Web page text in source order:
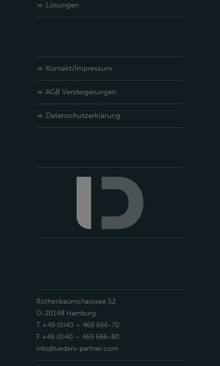
Lösungen
Kontakt/Impressum
AGB Versteigerungen
Datenschutzerklärung
Rothenbaumchaussee 52
D-20148 Hamburg
T +49 (0)40 – 469 666-70
F +49 (0)40 – 469 666-80
info@lueders-partner.com